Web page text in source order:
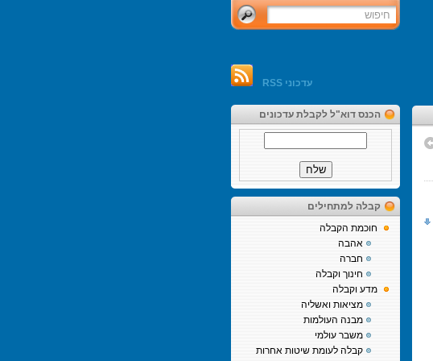
עדכוני RSS
הכנס דוא"ל לקבלת עדכונים
קבלה למתחילים
חוכמת הקבלה
אהבה
חברה
חינוך וקבלה
מדע וקבלה
מציאות ואשליה
מבנה העולמות
משבר עולמי
קבלה לעומת שיטות אחרות